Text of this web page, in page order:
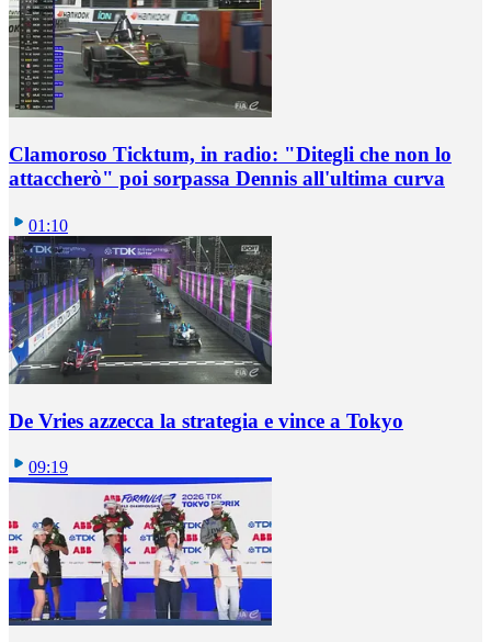
Clamoroso Ticktum, in radio: "Ditegli che non lo
attaccherò" poi sorpassa Dennis all'ultima curva
01:10
De Vries azzecca la strategia e vince a Tokyo
09:19